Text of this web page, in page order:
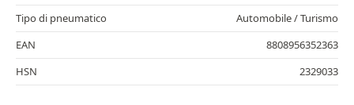
Tipo di pneumatico
Automobile / Turismo
EAN
8808956352363
HSN
2329033